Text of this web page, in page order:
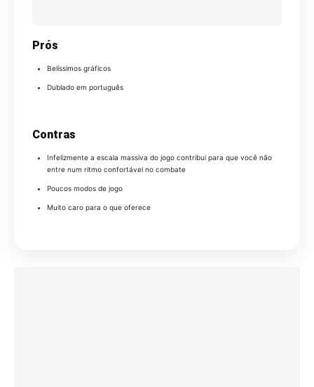
Prós
Belíssimos gráficos
Dublado em português
Contras
Infelizmente a escala massiva do jogo contribui para que você não
entre num ritmo confortável no combate
Poucos modos de jogo
Muito caro para o que oferece